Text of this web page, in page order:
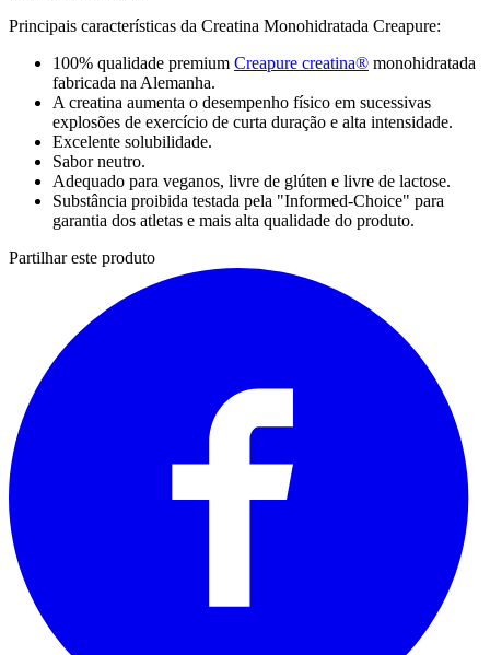
Principais características da Creatina Monohidratada Creapure:
100% qualidade premium Creapure creatina® monohidratada
fabricada na Alemanha.
A creatina aumenta o desempenho físico em sucessivas
explosões de exercício de curta duração e alta intensidade.
Excelente solubilidade.
Sabor neutro.
Adequado para veganos, livre de glúten e livre de lactose.
Substância proibida testada pela "Informed-Choice" para
garantia dos atletas e mais alta qualidade do produto.
Partilhar este produto